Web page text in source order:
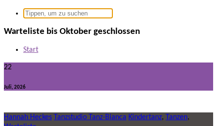
Suchen
Warteliste bis Oktober geschlossen
Start
22
Juli, 2026
Hannah Heckes Tanzstudio Tanz-Bianca Kindertanz, Tanzen,